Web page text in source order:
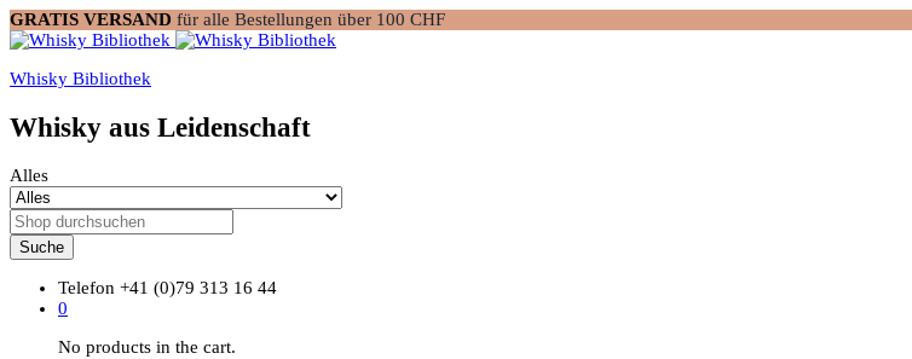
GRATIS VERSAND für alle Bestellungen über 100 CHF
Whisky Bibliothek
Whisky aus Leidenschaft
Alles
Suche
Telefon +41 (0)79 313 16 44
0
No products in the cart.